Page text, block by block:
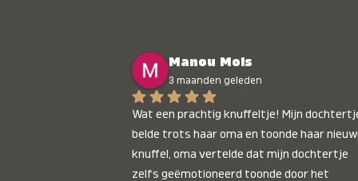
Manou Mols
3 maanden geleden
Wat een prachtig knuffeltje! Mijn
belde trots haar oma en toonde haar
knuffel, oma vertelde dat mijn dochtertje
zelfs geëmotioneerd toonde door het